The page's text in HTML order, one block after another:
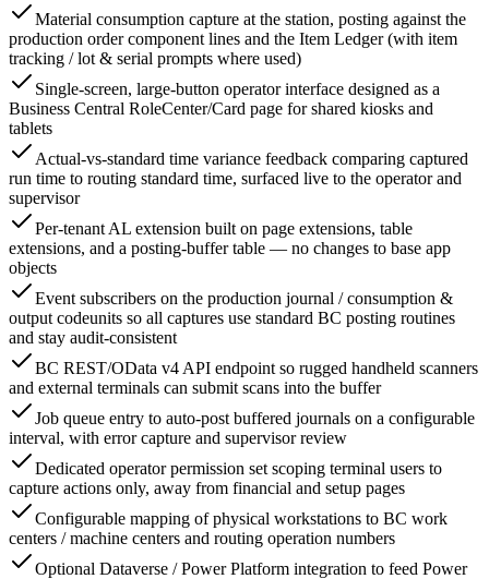
Material consumption capture at the station, posting against the
production order component lines and the Item Ledger (with item
tracking / lot & serial prompts where used)
Single-screen, large-button operator interface designed as a
Business Central RoleCenter/Card page for shared kiosks and
tablets
Actual-vs-standard time variance feedback comparing captured
run time to routing standard time, surfaced live to the operator and
supervisor
Per-tenant AL extension built on page extensions, table
extensions, and a posting-buffer table — no changes to base app
objects
Event subscribers on the production journal / consumption &
output codeunits so all captures use standard BC posting routines
and stay audit-consistent
BC REST/OData v4 API endpoint so rugged handheld scanners
and external terminals can submit scans into the buffer
Job queue entry to auto-post buffered journals on a configurable
interval, with error capture and supervisor review
Dedicated operator permission set scoping terminal users to
capture actions only, away from financial and setup pages
Configurable mapping of physical workstations to BC work
centers / machine centers and routing operation numbers
Optional Dataverse / Power Platform integration to feed Power